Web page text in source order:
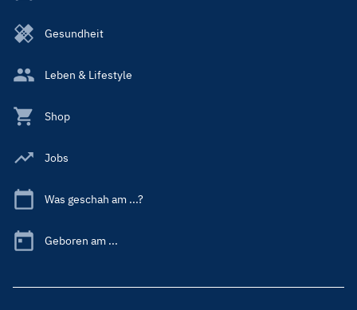
Gesundheit
Leben & Lifestyle
Shop
Jobs
Was geschah am ...?
Geboren am ...